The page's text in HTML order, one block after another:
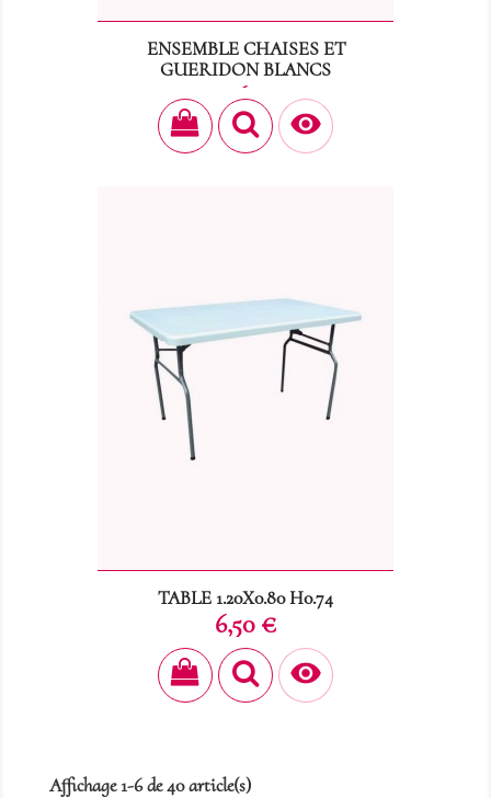
ENSEMBLE CHAISES ET
GUERIDON BLANCS
Prix
15,60 €

TABLE 1.20X0.80 H0.74
Prix
6,50 €

Affichage 1-6 de 40 article(s)